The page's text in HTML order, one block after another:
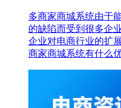
多商家商城系统由于
的缺陷而受到很多企
企业对电商行业的扩
商家商城系统有什么